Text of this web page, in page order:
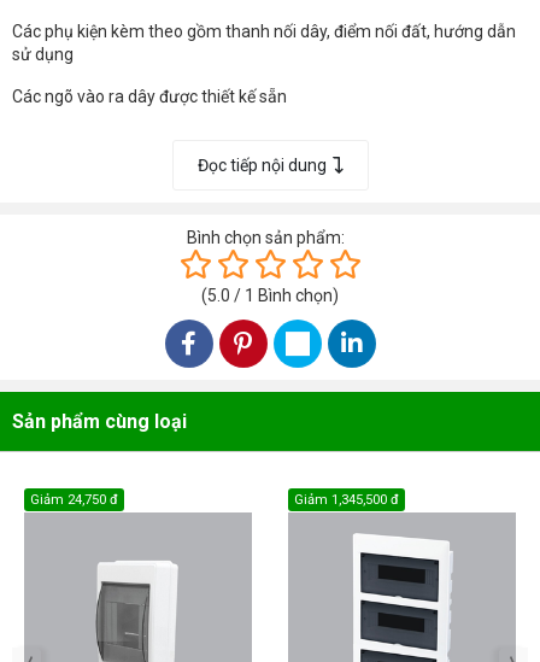
Các phụ kiện kèm theo gồm thanh nối dây, điểm nối đất, hướng dẫn
sử dụng
Các ngõ vào ra dây được thiết kế sẵn
Đọc tiếp nội dung
Bình chọn sản phẩm:
(5.0 / 1 Bình chọn)
Sản phẩm cùng loại
Giảm 24,750 đ Giảm 1,345,500 đ